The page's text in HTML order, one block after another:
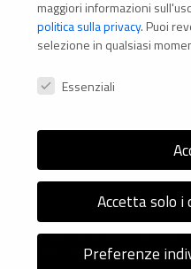
Tel. +39 051 294 775
© 2026 Nexus ER - Tutti i
92036270376 -Informativa
maggiori informazioni
politica sulla privacy. Puoi
selezione in qualsiasi
Preferenze Privacy
Essenziali
Accetta solo i
Preferenze